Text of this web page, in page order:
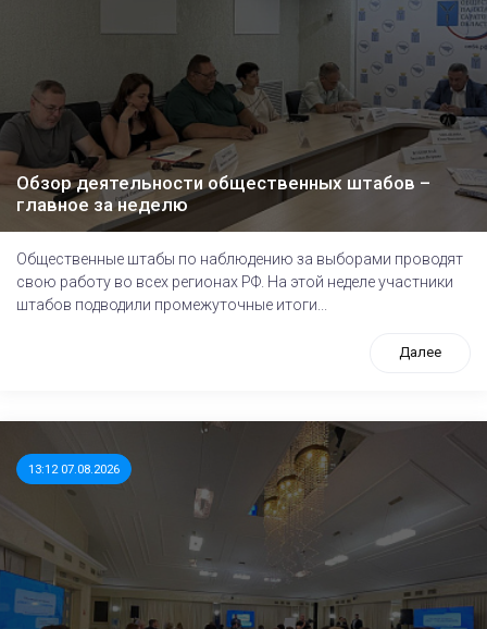
Обзор деятельности общественных штабов –
главное за неделю
Общественные штабы по наблюдению за выборами проводят
свою работу во всех регионах РФ. На этой неделе участники
штабов подводили промежуточные итоги...
Далее
13:12 07.08.2026